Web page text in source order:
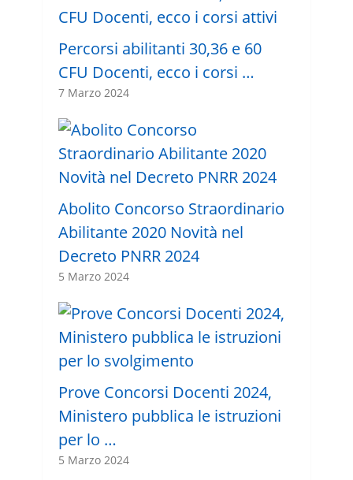
Percorsi abilitanti 30,36 e 60
CFU Docenti, ecco i corsi …
7 Marzo 2024
Abolito Concorso Straordinario
Abilitante 2020 Novità nel
Decreto PNRR 2024
5 Marzo 2024
Prove Concorsi Docenti 2024,
Ministero pubblica le istruzioni
per lo …
5 Marzo 2024